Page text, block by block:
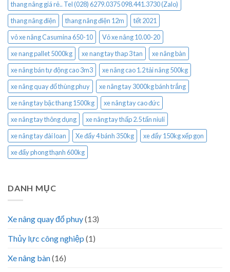
thang nâng giá rẻ.. Tel (028) 6279.0375 098.441.3730 (Zalo)
thang nâng điện
thang nâng điện 12m
tết 2021
vỏ xe nâng Casumina 650-10
Vỏ xe nâng 10.00-20
xe nang pallet 5000kg
xe nang tay thap 3 tan
xe nâng bàn
xe nâng bán tự động cao 3m3
xe nâng cao 1.2 tải nâng 500kg
xe nâng quay đổ thùng phuy
xe nâng tay 3000kg bánh trắng
xe nâng tay bậc thang 1500kg
xe nâng tay cao đức
xe nâng tay thông dụng
xe nâng tay thấp 2.5 tấn niuli
xe nâng tay đài loan
Xe đẩy 4 bánh 350kg
xe đẩy 150kg xếp gọn
xe đẩy phong thạnh 600kg
DANH MỤC
Xe nâng quay đổ phuy(13)
Thủy lực công nghiệp (1)
Xe nâng bàn(16)